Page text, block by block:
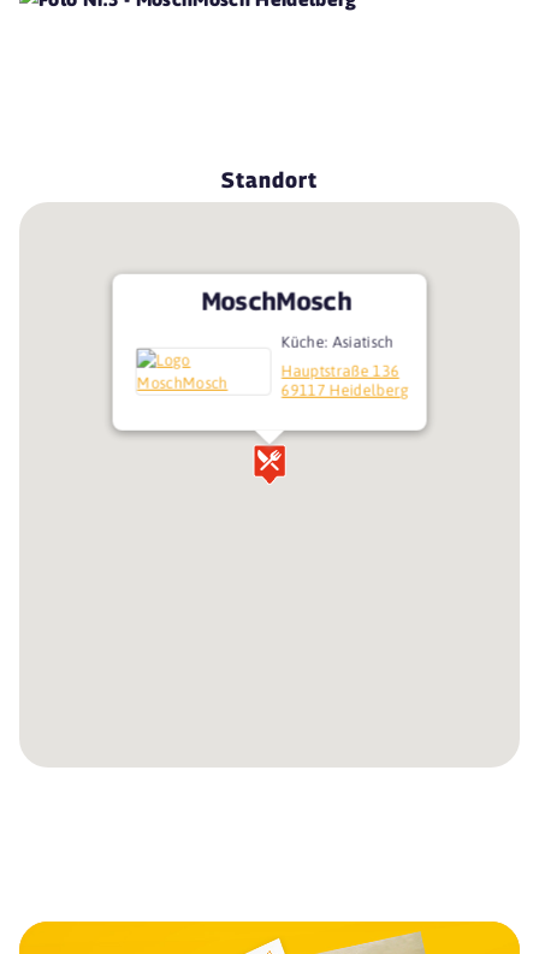
Standort
MoschMosch
Küche: Asiatisch
Hauptstraße 136
69117 Heidelberg